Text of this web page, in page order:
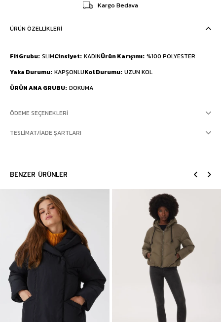
Kargo Bedava
ÜRÜN ÖZELLIKLERI
FitGrubu SLIMCinsiyet KADINÜrün Karışımı %100 POLYESTER
Yaka Durumu KAPŞONLUKol Durumu UZUN KOL
ÜRÜN ANA GRUBU DOKUMA
ÖDEME SEÇENEKLERI
TESLIMAT/İADE ŞARTLARI
BENZER ÜRÜNLER